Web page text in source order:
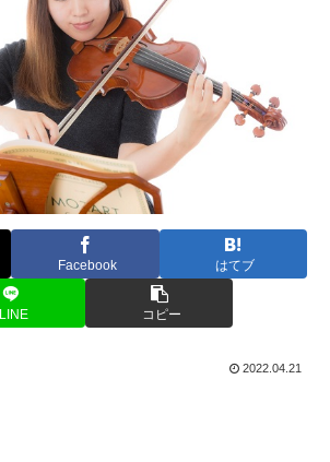
Facebook はてブ
LINE コピー
2022.04.21